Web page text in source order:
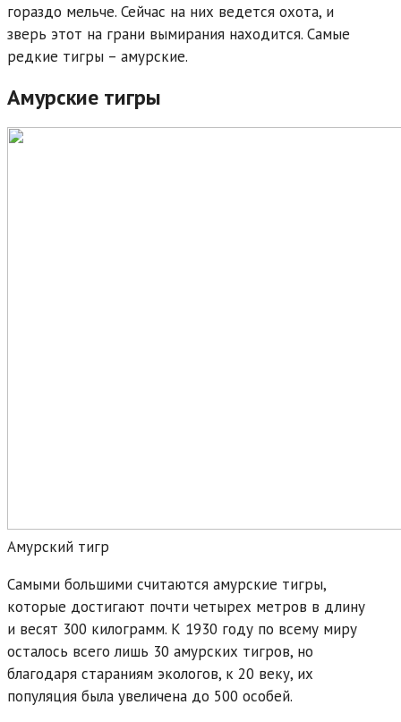
гораздо мельче. Сейчас на них ведется охота, и
зверь этот на грани вымирания находится. Самые
редкие тигры – амурские.
Амурские тигры
Амурский тигр
Самыми большими считаются амурские тигры,
которые достигают почти четырех метров в длину
и весят 300 килограмм. К 1930 году по всему миру
осталось всего лишь 30 амурских тигров, но
благодаря стараниям экологов, к 20 веку, их
популяция была увеличена до 500 особей.